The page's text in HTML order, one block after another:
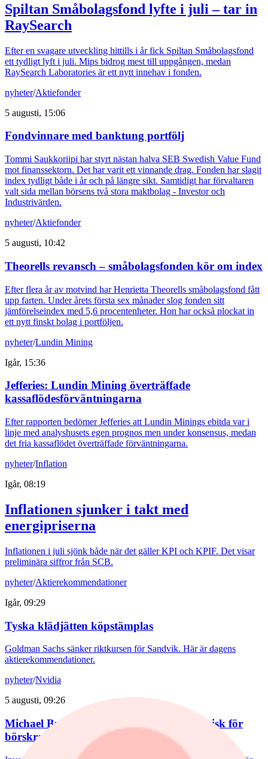
Spiltan Småbolagsfond lyfte i juli – tar in
RaySearch
Efter en svagare utveckling hittills i år fick Spiltan Småbolagsfond
ett tydligt lyft i juli. Mips bidrog mest till uppgången, medan
RaySearch Laboratories är ett nytt innehav i fonden.
nyheter/Aktiefonder
5 augusti, 15:06
Fondvinnare med banktung portfölj
Tommi Saukkoriipi har styrt nästan halva SEB Swedish Value Fund
mot finanssektorn. Det har varit ett vinnande drag. Fonden har slagit
index tydligt både i år och på längre sikt. Samtidigt har förvaltaren
valt sida mellan börsens två stora maktbolag - Investor och
Industrivärden.
nyheter/Aktiefonder
5 augusti, 10:42
Theorells revansch – småbolagsfonden kör om index
Efter flera år av motvind har Henrietta Theorells småbolagsfond fått
upp farten. Under årets första sex månader slog fonden sitt
jämförelseindex med 5,6 procentenheter. Hon har också plockat in
ett nytt finskt bolag i portföljen.
nyheter/Lundin Mining
Igår, 15:36
Jefferies: Lundin Mining överträffade
kassaflödesförväntningarna
Efter rapporten bedömer Jefferies att Lundin Minings ebitda var i
linje med analyshusets egen prognos men under konsensus, medan
det fria kassaflödet överträffade förväntningarna.
nyheter/Inflation
Igår, 08:19
Inflationen sjunker i takt med
energipriserna
Inflationen i juli sjönk både när det gäller KPI och KPIF. Det visar
preliminära siffror från SCB.
nyheter/Aktierekommendationer
Igår, 09:29
Tyska klädjätten köpstämplas
Goldman Sachs sänker riktkursen för Sandvik. Här är dagens
aktierekommendationer.
nyheter/Nvidia
5 augusti, 09:26
Michael Burry varnar för börstopp – ser risk för
börskrasch